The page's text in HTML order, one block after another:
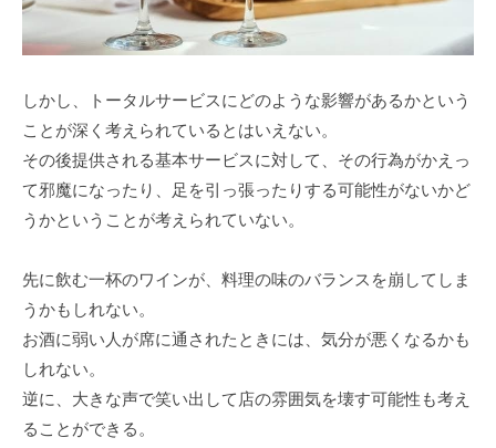
しかし、トータルサービスにどのような影響があるかという
ことが深く考えられているとはいえない。
その後提供される基本サービスに対して、その行為がかえっ
て邪魔になったり、足を引っ張ったりする可能性がないかど
うかということが考えられていない。
先に飲む一杯のワインが、料理の味のバランスを崩してしま
うかもしれない。
お酒に弱い人が席に通されたときには、気分が悪くなるかも
しれない。
逆に、大きな声で笑い出して店の雰囲気を壊す可能性も考え
ることができる。